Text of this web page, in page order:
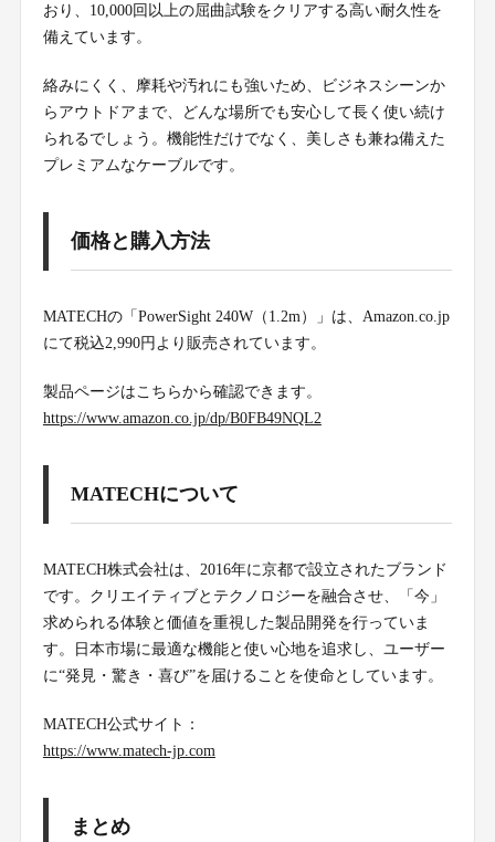
おり、10,000回以上の屈曲試験をクリアする高い耐久性を
備えています。
絡みにくく、摩耗や汚れにも強いため、ビジネスシーンか
らアウトドアまで、どんな場所でも安心して長く使い続け
られるでしょう。機能性だけでなく、美しさも兼ね備えた
プレミアムなケーブルです。
価格と購入方法
MATECHの「PowerSight 240W（1.2m）」は、Amazon.co.jp
にて税込2,990円より販売されています。
製品ページはこちらから確認できます。
https://www.amazon.co.jp/dp/B0FB49NQL2
MATECHについて
MATECH株式会社は、2016年に京都で設立されたブランド
です。クリエイティブとテクノロジーを融合させ、「今」
求められる体験と価値を重視した製品開発を行っていま
す。日本市場に最適な機能と使い心地を追求し、ユーザー
に“発見・驚き・喜び”を届けることを使命としています。
MATECH公式サイト：
https://www.matech-jp.com
まとめ